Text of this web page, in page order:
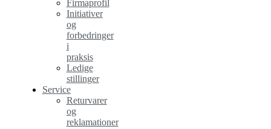
Firmaprofil
Initiativer
og
forbedringer
i
praksis
Ledige
stillinger
Service
Returvarer
og
reklamationer